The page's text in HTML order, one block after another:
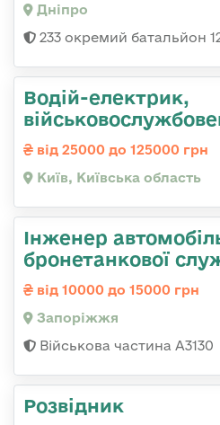
Дніпро
233 окремий батальйон
Водій-електрик,
від 25000 до 125000 грн
Київ, Київська область
Інженер
бронетанкової
від 10000 до 15000 грн
Запоріжжя
Військова частина А3130
Розвідник